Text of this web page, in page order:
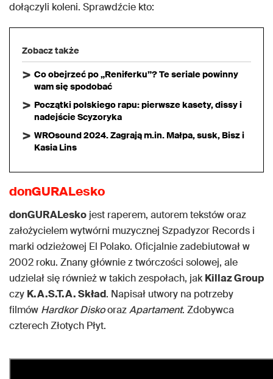
dołączyli koleni. Sprawdźcie kto:
Zobacz także
Co obejrzeć po „Reniferku”? Te seriale powinny
wam się spodobać
Początki polskiego rapu: pierwsze kasety, dissy i
nadejście Scyzoryka
WROsound 2024. Zagrają m.in. Małpa, susk, Bisz i
Kasia Lins
donGURALesko
donGURALesko jest raperem, autorem tekstów oraz
założycielem wytwórni muzycznej Szpadyzor Records i
marki odzieżowej El Polako. Oficjalnie zadebiutował w
2002 roku. Znany głównie z twórczości solowej, ale
udzielał się również w takich zespołach, jakKillaz Group
czy K.A.S.T.A. Skład. Napisał utwory na potrzeby
filmów Hardkor DiskoorazApartament. Zdobywca
czterech Złotych Płyt.